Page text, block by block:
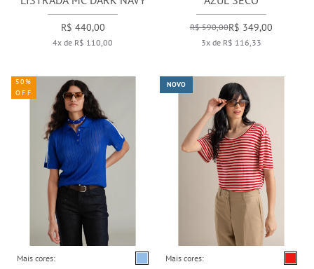
R$ 440,00
4x de R$ 110,00
R$ 590,00R$ 349,00
3x de R$ 116,33
Mais cores:
50%
OFF
Mais cores:
NOVO